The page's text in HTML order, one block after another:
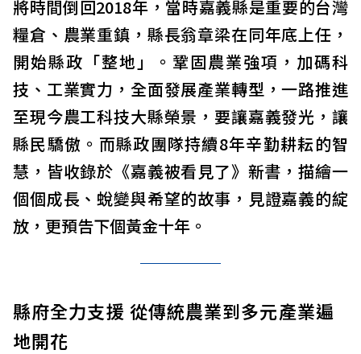
將時間倒回2018年，當時嘉義縣是重要的台灣
糧倉、農業重鎮，縣長翁章梁在同年底上任，
開始縣政「整地」。鞏固農業強項，加碼科
技、工業實力，全面發展產業轉型，一路推進
至現今農工科技大縣榮景，要讓嘉義發光，讓
縣民驕傲。而縣政團隊持續8年辛勤耕耘的智
慧，皆收錄於《嘉義被看見了》新書，描繪一
個個成長、蛻變與希望的故事，見證嘉義的綻
放，更預告下個黃金十年。
縣府全力支援 從傳統農業到多元產業遍
地開花